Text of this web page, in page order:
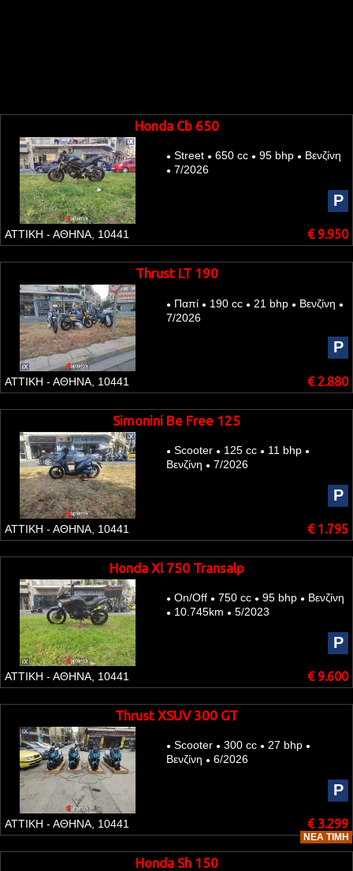
Honda Cb 650
● Street ● 650 cc ● 95 bhp ● Βενζίνη
● 7/2026
P
ΑΤΤΙΚΗ - ΑΘΗΝΑ, 10441 € 9.950
Thrust LT 190
● Παπί ● 190 cc ● 21 bhp ● Βενζίνη ●
7/2026
P
ΑΤΤΙΚΗ - ΑΘΗΝΑ, 10441 € 2.880
Simonini Be Free 125
● Scooter ● 125 cc ● 11 bhp ●
Βενζίνη ● 7/2026
P
ΑΤΤΙΚΗ - ΑΘΗΝΑ, 10441 € 1.795
Honda Xl 750 Transalp
● On/Off ● 750 cc ● 95 bhp ● Βενζίνη
● 10.745km ● 5/2023
P
ΑΤΤΙΚΗ - ΑΘΗΝΑ, 10441 € 9.600
ΝΈΑ ΤΙΜΉ
Thrust XSUV 300 GT
● Scooter ● 300 cc ● 27 bhp ●
Βενζίνη ● 6/2026
P
ΑΤΤΙΚΗ - ΑΘΗΝΑ, 10441 € 3.299
Honda Sh 150